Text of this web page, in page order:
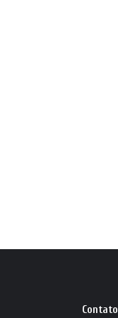
Contato